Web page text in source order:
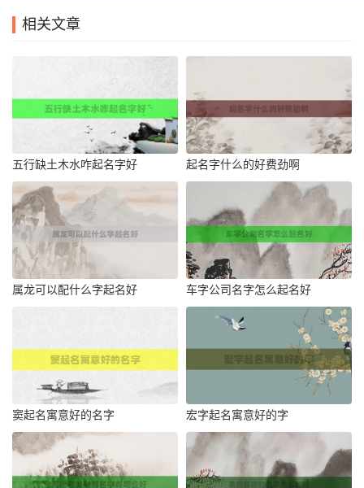
相关文章
五行缺土木水咋起名字好 起名字什么的好费劲啊
属龙可以配什么字起名好 车字公司名字怎么起名好
窦起名寓意好的名字 宏字起名寓意好的字